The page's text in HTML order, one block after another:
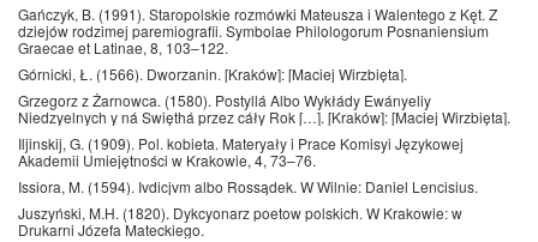
Gańczyk, B. (1991). Staropolskie rozmówki Mateusza i Walentego z Kęt. Z
dziejów rodzimej paremiografii. Symbolae Philologorum Posnaniensium
Graecae et Latinae, 8, 103–122.
Górnicki, Ł. (1566). Dworzanin. [Kraków]: [Maciej Wirzbięta].
Grzegorz z Żarnowca. (1580). Postyllá Albo Wykłády Ewányeliy
Niedzyelnych y ná Swięthá przez cáły Rok […]. [Kraków]: [Maciej Wirzbięta].
Iljinskij, G. (1909). Pol. kobieta. Materyały i Prace Komisyi Językowej
Akademii Umiejętności w Krakowie, 4, 73–76.
Issiora, M. (1594). Ivdicjvm albo Rossądek. W Wilnie: Daniel Lencisius.
Juszyński, M.H. (1820). Dykcyonarz poetow polskich. W Krakowie: w
Drukarni Józefa Mateckiego.